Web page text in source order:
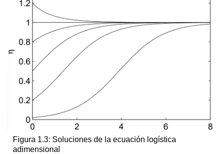
Figura 1.3: Soluciones de la ecuación logística
adimensional